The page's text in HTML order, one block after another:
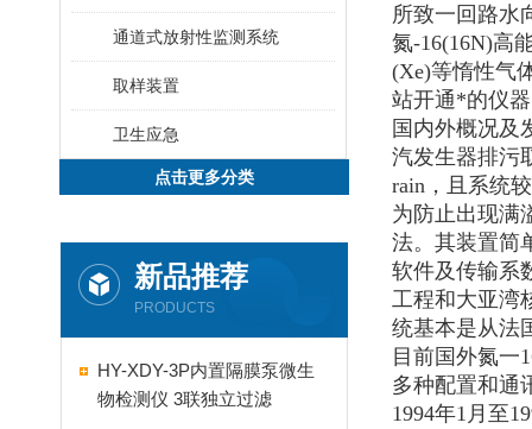
通道式放射性监测系统
取样装置
卫生应急
点击更多分类
新品推荐
PRODUCTS
HY-XDY-3P内置隔膜泵微生
物检测仪 3联独立过滤
所致一回路水
氮-16(16N)高
(Xe)等惰性气
站开通*的仪
国内外概况及
汽发生器排污
rain，且系统
为防止出现满
法。其装置简
软件及传输系
工程和大亚湾
统基本是从法
目前国外氮一
多种配置和通
1994年1月至